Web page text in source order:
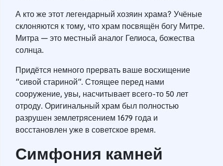
А кто же этот легендарный хозяин храма? Учёные
склоняются к тому, что храм посвящён богу Митре.
Митра — это местный аналог Гелиоса, божества
солнца.
Придётся немного прервать ваше восхищение
“сивой стариной”. Стоящее перед нами
сооружение, увы, насчитывает всего-то 50 лет
отроду. Оригинальный храм был полностью
разрушен землетрясением 1679 года и
восстановлен уже в советское время.
Симфония камней